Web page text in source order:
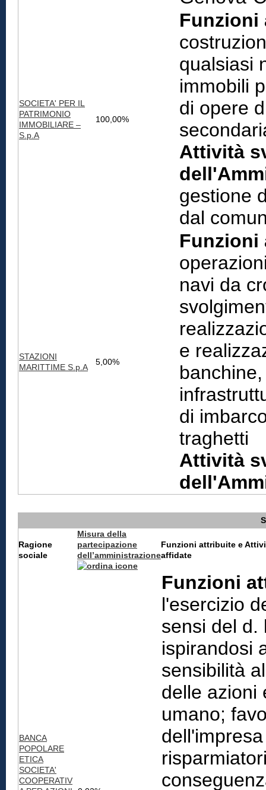
SOCIETA' PER IL
PATRIMONIO
IMMOBILIARE –
S.p.A
100,00%
qualsiasi
immobili
di opere
Attività
gestione
dal
STAZIONI
MARITTIME S.p.A
5,00%
navi da
e
di
traghetti
Attività
Ragione
sociale
Misura della
partecipazione
dell’amministrazione
Funzioni attribuite e
affidate
BANCA
POPOLARE
ETICA
SOCIETA'
COOPERATIV
Funzioni
l'esercizio
sensi del
ispirandosi
sensibilità
delle azioni
umano;